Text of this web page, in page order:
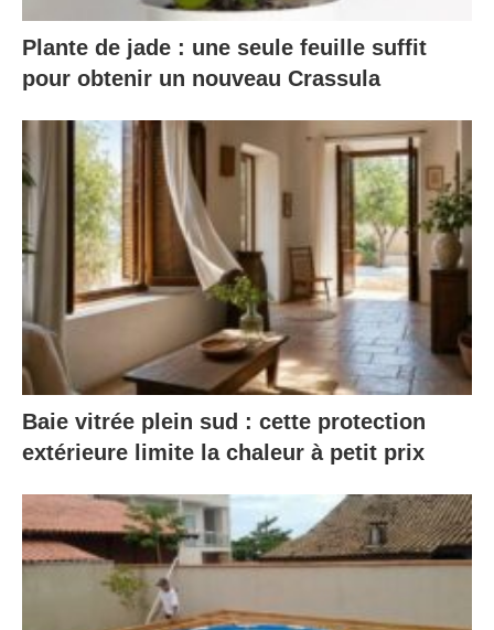
Plante de jade : une seule feuille suffit
pour obtenir un nouveau Crassula
Baie vitrée plein sud : cette protection
extérieure limite la chaleur à petit prix